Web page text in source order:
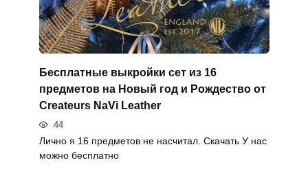
Бесплатные выкройки сет из 16
предметов на Новый год и Рождество от
Createurs NaVi Leather
44
Лично я 16 предметов не насчитал. Скачать У нас
можно бесплатно